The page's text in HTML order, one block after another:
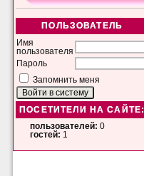
ПОЛЬЗОВАТЕЛЬ
Имя
пользователя
Пароль
Запомнить меня
ПОСЕТИТЕЛИ НА САЙТЕ:
пользователей: 0
гостей: 1